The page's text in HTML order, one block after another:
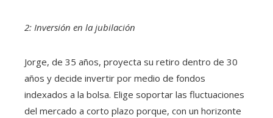
2: Inversión en la jubilación
Jorge, de 35 años, proyecta su retiro dentro de 30
años y decide invertir por medio de fondos
indexados a la bolsa. Elige soportar las fluctuaciones
del mercado a corto plazo porque, con un horizonte